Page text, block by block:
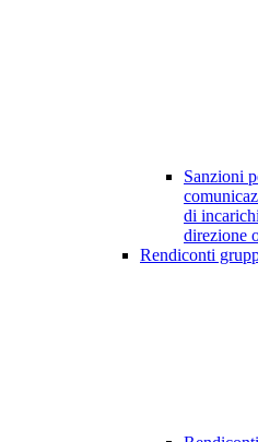
Sanzioni
di
direzione
Rendiconti